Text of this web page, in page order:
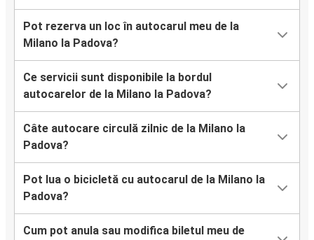
Pot rezerva un loc în autocarul meu de la
Milano la Padova?
Ce servicii sunt disponibile la bordul
autocarelor de la Milano la Padova?
Câte autocare circulă zilnic de la Milano la
Padova?
Pot lua o bicicletă cu autocarul de la Milano la
Padova?
Cum pot anula sau modifica biletul meu de